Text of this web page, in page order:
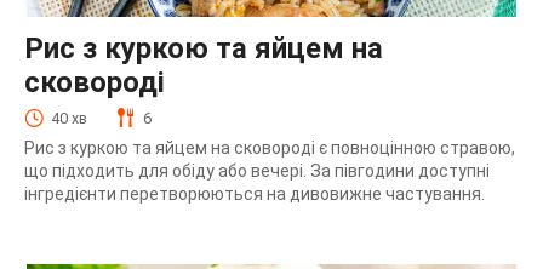
Рис з куркою та яйцем на
сковороді
40 хв 6
Рис з куркою та яйцем на сковороді є повноцінною стравою,
що підходить для обіду або вечері. За півгодини доступні
інгредієнти перетворюються на дивовижне частування.